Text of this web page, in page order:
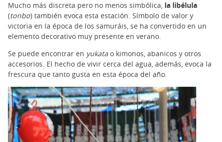
Mucho más discreta pero no menos simbólica, la libélula
(tonbo) también evoca esta estación. Símbolo de valor y
victoria en la época de los samuráis, se ha convertido en un
elemento decorativo muy presente en verano.
Se puede encontrar en yukata o kimonos, abanicos y otros
accesorios. El hecho de vivir cerca del agua, además, evoca la
frescura que tanto gusta en esta época del año.